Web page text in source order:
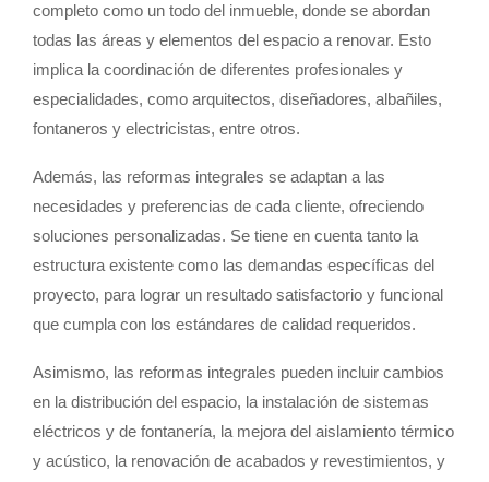
completo como un todo del inmueble, donde se abordan
todas las áreas y elementos del espacio a renovar. Esto
implica la coordinación de diferentes profesionales y
especialidades, como arquitectos, diseñadores, albañiles,
fontaneros y electricistas, entre otros.
Además, las reformas integrales se adaptan a las
necesidades y preferencias de cada cliente, ofreciendo
soluciones personalizadas. Se tiene en cuenta tanto la
estructura existente como las demandas específicas del
proyecto, para lograr un resultado satisfactorio y funcional
que cumpla con los estándares de calidad requeridos.
Asimismo, las reformas integrales pueden incluir cambios
en la distribución del espacio, la instalación de sistemas
eléctricos y de fontanería, la mejora del aislamiento térmico
y acústico, la renovación de acabados y revestimientos, y